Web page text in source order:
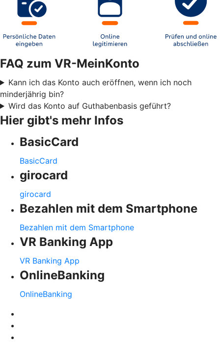
FAQ zum VR-MeinKonto
Kann ich das Konto auch eröffnen, wenn ich noch
minderjährig bin?
Wird das Konto auf Guthabenbasis geführt?
Hier gibt's mehr Infos
BasicCard
BasicCard
girocard
girocard
Bezahlen mit dem Smartphone
Bezahlen mit dem Smartphone
VR Banking App
VR Banking App
OnlineBanking
OnlineBanking